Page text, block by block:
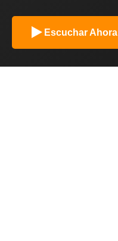
Escuchar Ahora